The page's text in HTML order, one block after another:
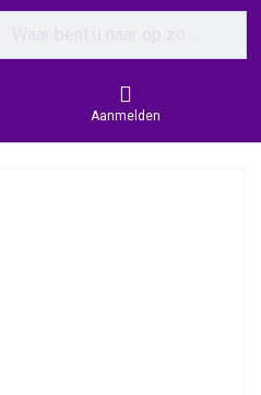
Aanmelden